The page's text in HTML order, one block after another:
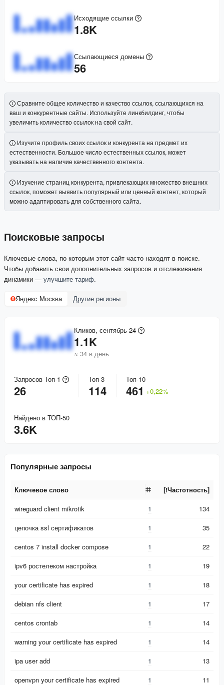
Исходящие ссылки
1.8K
Ссылающиеся домены
56
Сравните общее количество и качество ссылок, ссылающихся на
ваш и конкурентные сайты. Используйте линкбилдинг, чтобы
увеличить количество ссылок на свой сайт.
Изучите профиль своих ссылок и конкурента на предмет их
естественности. Большое число естественных ссылок, может
указывать на наличие качественного контента.
Изучение страниц конкурента, привлекающих множество внешних
ссылок, поможет выявить популярный или ценный контент, который
можно адаптировать для собственного сайта.
Поисковые запросы
Ключевые слова, по которым этот сайт часто находят в поиске.
Чтобы добавить свои дополнительных запросов и отслеживания
динамики — улучшите тариф.
Яндекс Москва Другие регионы
Кликов, сентябрь 24
1.1K
≈ 34 в день
Запросов Топ-1
26
Топ-3
114
Топ-10
461 +0,22%
Найдено в ТОП-50
3.6K
Популярные запросы
Ключевое слово
[!Частотность]
Ключевое слово
wireguard client mikrotik 1
134
цепочка ssl сертификатов
1
35
centos 7 install docker compose
1
22
ipv6 ростелеком настройка
1
19
your certificate has expired
1
18
debian nfs client
1
17
centos crontab
1
14
warning your certificate has expired
1
14
ipa user add
1
13
openvpn your certificate has expired
1 11